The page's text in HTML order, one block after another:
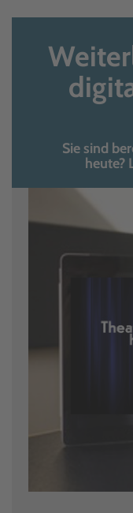
Sie sind
heute?